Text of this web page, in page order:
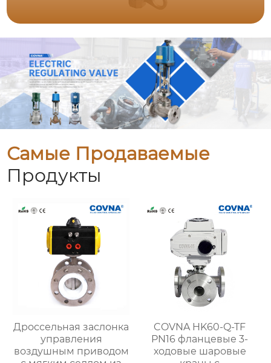
Самые Продаваемые
Продукты
Дроссельная заслонка
управления
воздушным приводом
COVNA HK60-Q-TF
PN16 фланцевые 3-
ходовые шаровые